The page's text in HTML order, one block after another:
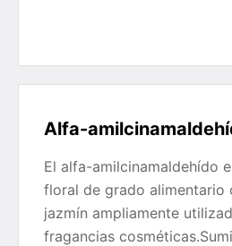
Alfa-
El alfa-amilcinamaldehído
floral de grado alimentario
jazmín ampliamente
fragancias